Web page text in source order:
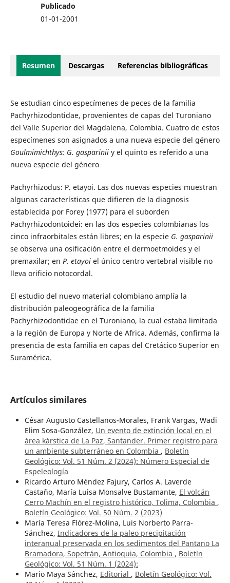
Publicado
01-01-2001
Resumen Descargas Referencias bibliográficas
Se estudian cinco especímenes de peces de la familia
Pachyrhizodontidae, provenientes de capas del Turoniano
del Valle Superior del Magdalena, Colombia. Cuatro de estos
especímenes son asignados a una nueva especie del género
Goulmimichthys: G. gaspariniiy el quinto es referido a una
nueva especie del género
Pachyrhizodus: P. etayoi. Las dos nuevas especies muestran
algunas características que difieren de la diagnosis
establecida por Forey (1977) para el suborden
Pachyrhizodontoidei: en las dos especies colombianas los
cinco infraorbitales están libres; en la especie G. gasparinii
se observa una osificación entre el dermoetmoides y el
premaxilar; en P. etayoiel único centro vertebral visible no
lleva orificio notocordal.
El estudio del nuevo material colombiano amplía la
distribución paleogeográfica de la familia
Pachyrhizodontidae en el Turoniano, la cual estaba limitada
a la región de Europa y Norte de Africa. Además, confirma la
presencia de esta familia en capas del Cretácico Superior en
Suramérica.
Artículos similares
César Augusto Castellanos-Morales, Frank Vargas, Wadi
Elim Sosa-González, Un evento de extinción local en el
área kárstica de La Paz, Santander. Primer registro para
un ambiente subterráneo en Colombia , Boletín
Geológico: Vol. 51 Núm. 2 (2024): Número Especial de
Espeleología
Ricardo Arturo Méndez Fajury, Carlos A. Laverde
Castaño, María Luisa Monsalve Bustamante, El volcán
Cerro Machín en el registro histórico, Tolima, Colombia ,
Boletín Geológico: Vol. 50 Núm. 2 (2023)
María Teresa Flórez-Molina, Luis Norberto Parra-
Sánchez, Indicadores de la paleo precipitación
interanual preservada en los sedimentos del Pantano La
Bramadora, Sopetrán, Antioquia, Colombia , Boletín
Geológico: Vol. 51 Núm. 1 (2024):
Mario Maya Sánchez, Editorial , Boletín Geológico: Vol.